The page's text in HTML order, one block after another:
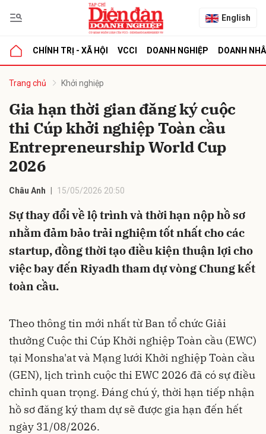
English
CHÍNH TRỊ - XÃ HỘI VCCI DOANH NGHIỆP DOANH
Trang chủ Khởi nghiệp
Gia hạn thời gian đăng ký cuộc
thi Cúp khởi nghiệp Toàn cầu
Entrepreneurship World Cup
2026
Châu Anh 15/05/2026 20:50
Sự thay đổi về lộ trình và thời hạn nộp hồ sơ
nhằm đảm bảo trải nghiệm tốt nhất cho các
startup, đồng thời tạo điều kiện thuận lợi cho
việc bay đến Riyadh tham dự vòng Chung kết
toàn cầu.
Theo thông tin mới nhất từ Ban tổ chức Giải
thưởng Cuộc thi Cúp Khởi nghiệp Toàn cầu (EWC)
tại Monsha'at và Mạng lưới Khởi nghiệp Toàn cầu
(GEN), lịch trình cuộc thi EWC 2026 đã có sự điều
chỉnh quan trọng. Đáng chú ý, thời hạn tiếp nhận
hồ sơ đăng ký tham dự sẽ được gia hạn đến hết
ngày 31/08/2026.
luận